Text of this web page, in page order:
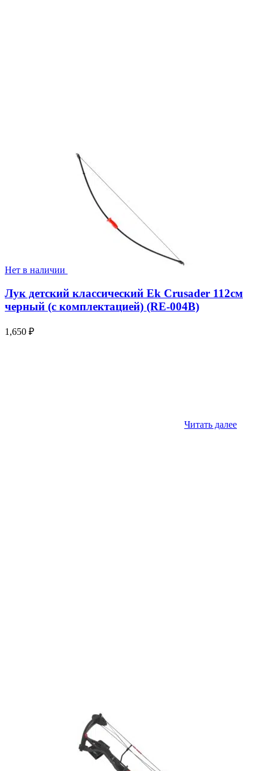
Нет в наличии
Лук детский классический Ek Crusader 112см
черный (с комплектацией) (RE-004B)
1,650 ₽
Читать далее